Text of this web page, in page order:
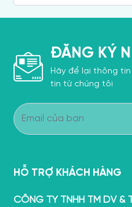
ĐĂNG KÝ
Hãy để lại thông
tin từ chúng tôi
HỖ TRỢ KHÁCH HÀNG
CÔNG TY TNHH TM DV &